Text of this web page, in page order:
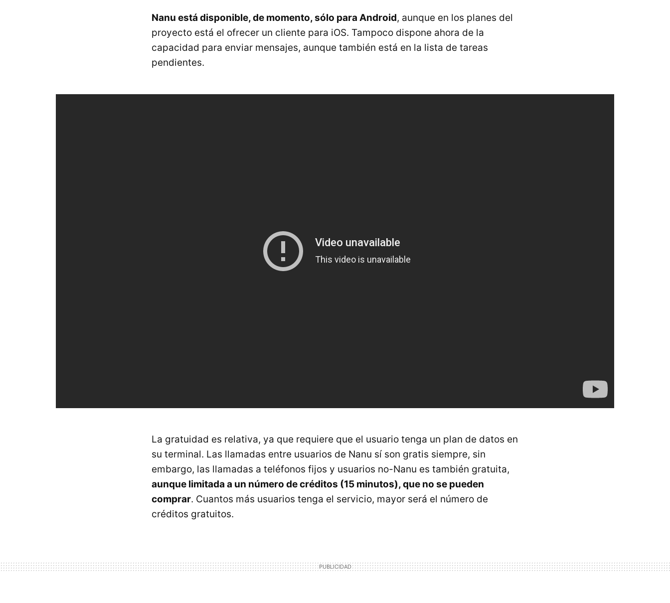
Nanu está disponible, de momento, sólo para Android, aunque en los planes del
proyecto está el ofrecer un cliente para iOS. Tampoco dispone ahora de la
capacidad para enviar mensajes, aunque también está en la lista de tareas
pendientes.
La gratuidad es relativa, ya que requiere que el usuario tenga un plan de datos en
su terminal. Las llamadas entre usuarios de Nanu sí son gratis siempre, sin
embargo, las llamadas a teléfonos fijos y usuarios no-Nanu es también gratuita,
aunque limitada a un número de créditos (15 minutos), que no se pueden
comprar. Cuantos más usuarios tenga el servicio, mayor será el número de
créditos gratuitos.